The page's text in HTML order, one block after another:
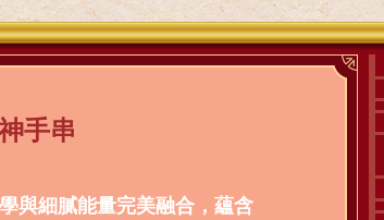
手串
與細膩能量完美融合，蘊含